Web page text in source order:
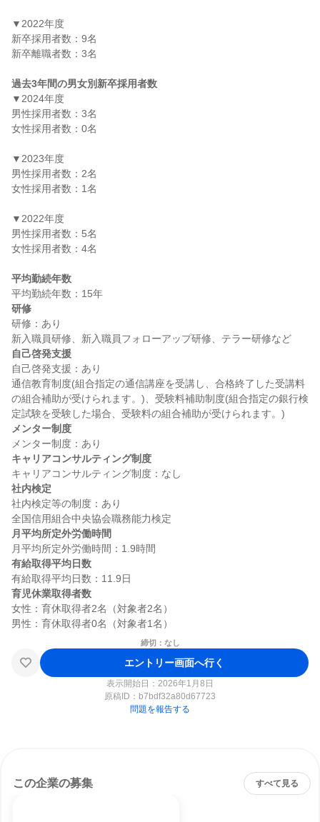
▼2022年度
新卒採用者数：9名
新卒離職者数：3名
過去3年間の男女別新卒採用者数
▼2024年度
男性採用者数：3名
女性採用者数：0名
▼2023年度
男性採用者数：2名
女性採用者数：1名
▼2022年度
男性採用者数：5名
女性採用者数：4名
平均勤続年数
研修
研修：あり
自己啓発支援
自己啓発支援：あり
通信教育制度(組合指定の通信講座を受講し、合格終了した受講料
の組合補助が受けられます。)、受験料補助制度(組合指定の銀行検
メンター制度
キャリアコンサルティング制度
社内検定
社内検定等の制度：あり
月平均所定外労働時間
有給取得平均日数
育児休業取得者数
女性：育休取得者2名（対象者2名）
締切：なし
エントリー画面へ行く
表示開始日：2026年1月8日
原稿ID： b7bdf32a80d67723
問題を報告する
この企業の募集 すべて見る